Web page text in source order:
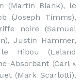
(Martin Blank), le
(Joseph Timms),
noire (Samuel
Justin Hammer,
Hibou (Leland
Absorbant (Carl «
(Mark Scarlotti),